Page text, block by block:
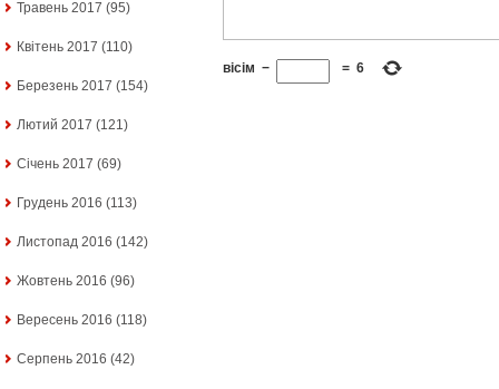
Травень 2017 (95)
Квітень 2017 (110)
Березень 2017 (154)
Лютий 2017 (121)
Січень 2017 (69)
Грудень 2016 (113)
Листопад 2016 (142)
Жовтень 2016 (96)
Вересень 2016 (118)
Серпень 2016 (42)
вісім − = 6